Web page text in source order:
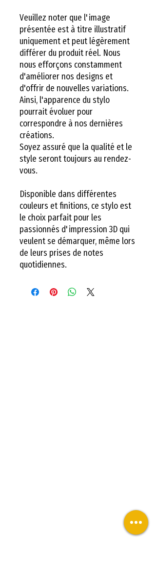
Veuillez noter que l'image
présentée est à titre illustratif
uniquement et peut légèrement
différer du produit réel. Nous
nous efforçons constamment
d'améliorer nos designs et
d'offrir de nouvelles variations.
Ainsi, l'apparence du stylo
pourrait évoluer pour
correspondre à nos dernières
créations.
Soyez assuré que la qualité et le
style seront toujours au rendez-
vous.
Disponible dans différentes
couleurs et finitions, ce stylo est
le choix parfait pour les
passionnés d'impression 3D qui
veulent se démarquer, même lors
de leurs prises de notes
quotidiennes.